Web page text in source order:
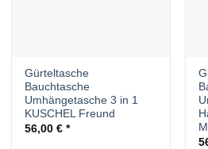
Gürteltasche
Bauchtasche
Umhängetasche 3 in 1
KUSCHEL Freund
56,00€